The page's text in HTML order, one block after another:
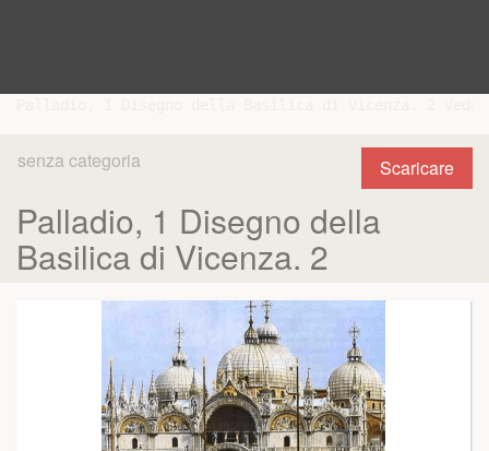
Scaricare
senza categoria
Palladio, 1 Disegno della
Basilica di Vicenza. 2